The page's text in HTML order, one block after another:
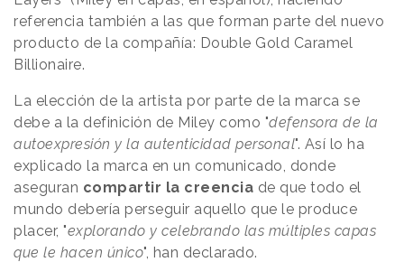
referencia también a las que forman parte del nuevo
producto de la compañía: Double Gold Caramel
Billionaire.
La elección de la artista por parte de la marca se
debe a la definición de Miley como "defensora de la
autoexpresión y la autenticidad personal". Así lo ha
explicado la marca en un comunicado, donde
aseguran compartir la creencia de que todo el
mundo debería perseguir aquello que le produce
placer, "explorando y celebrando las múltiples capas
que le hacen único", han declarado.